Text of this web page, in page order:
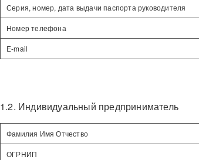
Серия, номер, дата выдачи паспорта руководителя
Номер телефона
E-mail
1.2. Индивидуальный предприниматель
Фамилия Имя Отчество
ОГРНИП